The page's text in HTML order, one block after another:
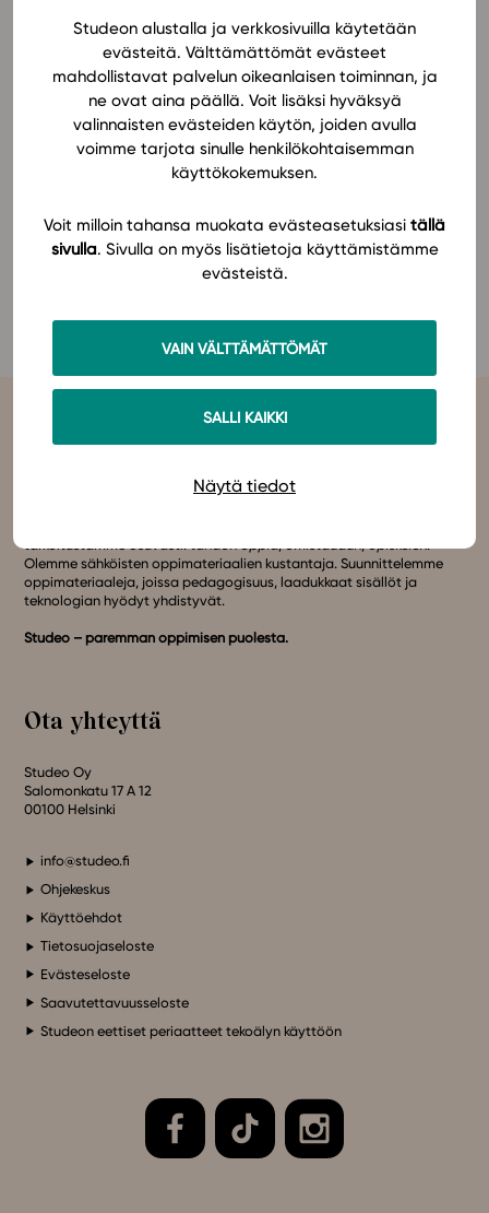
Studeon alustalla ja verkkosivuilla käytetään
evästeitä. Välttämättömät evästeet
mahdollistavat palvelun oikeanlaisen toiminnan, ja
ne ovat aina päällä. Voit lisäksi hyväksyä
valinnaisten evästeiden käytön, joiden avulla
voimme tarjota sinulle henkilökohtaisemman
käyttökokemuksen.
Voit milloin tahansa muokata evästeasetuksiasi tällä
sivulla. Sivulla on myös lisätietoja käyttämistämme
evästeistä.
VAIN VÄLTTÄMÄTTÖMÄT
SALLI KAIKKI
Näytä tiedot
Tietoa meistä
Eettiset periaatteet tekoälyn käyttöön
Tilaa uutiskirje
Ota yhteyttä
Suomen suurin digitaalisen koulutuksen ja oppimisen
tapahtuma Interaktiivinen Tekniikka Koulutuksessa (ITK)
järjestetään Hämeenlinnassa Aulangolla 1.-3.12.2021.
Studeo osallistuu ITK-konferenssin yhteydessä
järjestettävään ITK2021-näyttelyyn omalla osastolla.
ITK2021-näyttely löytyy hotelli Scandic Aulangon
Lisätietoja tapahtumasta löydättäältä.
tarkoitustamme osuvasti:tahdon oppia,omistaudun,opiskelen.
Olemme sähköisten oppimateriaalien kustantaja. Suunnittelemme
oppimateriaaleja, joissa pedagogisuus, laadukkaat sisällöt ja
teknologian hyödyt yhdistyvät.
Studeo – paremman oppimisen puolesta.
Ota yhteyttä
Studeo Oy
Salomonkatu 17 A 12
00100 Helsinki
info@studeo.fi
Ohjekeskus
Käyttöehdot
Tietosuojaseloste
Evästeseloste
Saavutettavuusseloste
Studeon eettiset periaatteet tekoälyn käyttöön